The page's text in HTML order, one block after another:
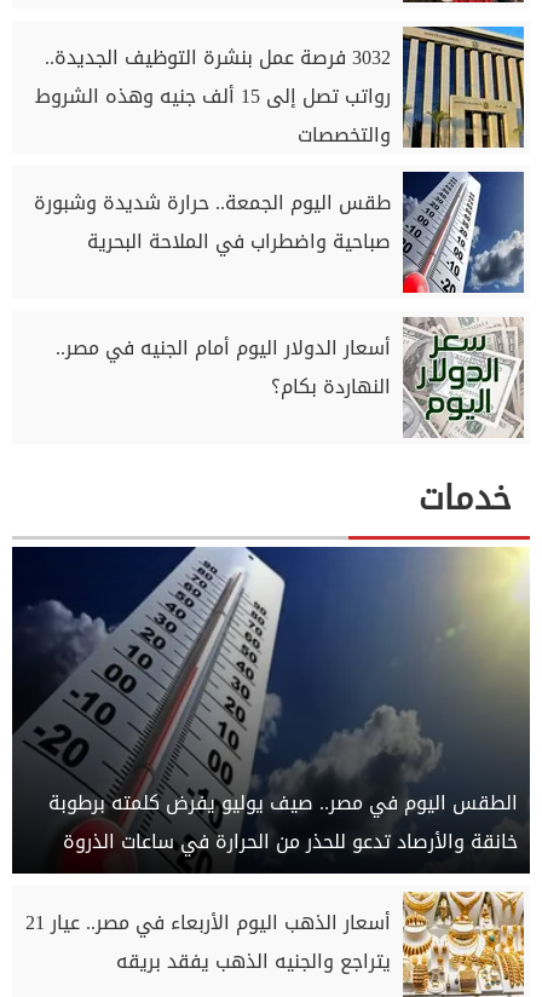
3032 فرصة عمل بنشرة التوظيف الجديدة..
رواتب تصل إلى 15 ألف جنيه وهذه الشروط
والتخصصات
طقس اليوم الجمعة.. حرارة شديدة وشبورة
صباحية واضطراب في الملاحة البحرية
أسعار الدولار اليوم أمام الجنيه في مصر..
النهاردة بكام؟
خدمات
الطقس اليوم في مصر.. صيف يوليو يفرض كلمته برطوبة
خانقة والأرصاد تدعو للحذر من الحرارة في ساعات الذروة
أسعار الذهب اليوم الأربعاء في مصر.. عيار 21
يتراجع والجنيه الذهب يفقد بريقه